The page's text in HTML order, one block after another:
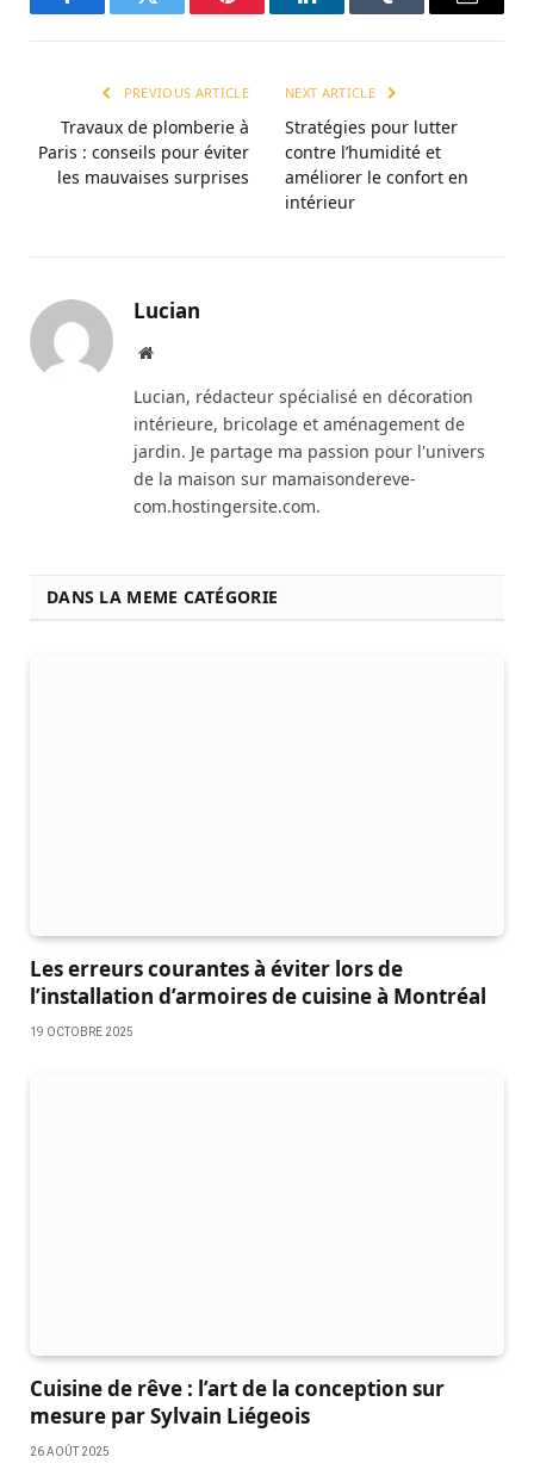
FacebookTwitter Pinterest LinkedInTumblr Email
PREVIOUS ARTICLE
Travaux de plomberie à
Paris : conseils pour éviter
les mauvaises surprises
NEXT ARTICLE
Stratégies pour lutter
contre l’humidité et
améliorer le confort en
intérieur
Lucian
Website
Lucian, rédacteur spécialisé en décoration
intérieure, bricolage et aménagement de
jardin. Je partage ma passion pour l'univers
de la maison sur mamaisondereve-
com.hostingersite.com.
DANS LA MEME CATÉGORIE
Les erreurs courantes à éviter lors de
l’installation d’armoires de cuisine à Montréal
19 OCTOBRE 2025
Cuisine de rêve : l’art de la conception sur
mesure par Sylvain Liégeois
26 AOÛT 2025